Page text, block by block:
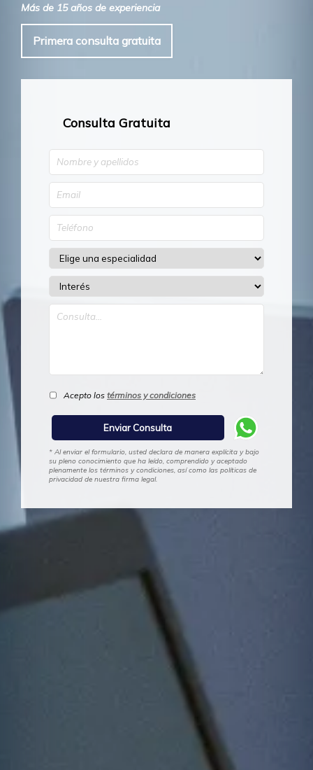
Más de 15 años de experiencia
Primera consulta gratuita
Consulta Gratuita
Acepto los términos y condiciones
* Al enviar el formulario, usted declara de manera explícita y bajo
su pleno conocimiento que ha leído, comprendido y aceptado
plenamente los términos y condiciones, así como las políticas de
privacidad de nuestra firma legal.